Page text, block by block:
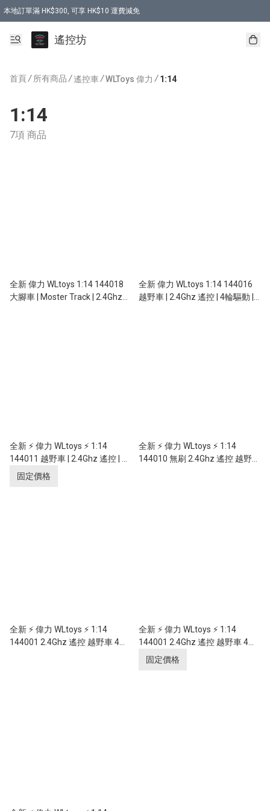
本地訂單滿 HK$300, 可享 HK$10 運費減免
購買 7.6V 6500mah 70C 電池 送 7.6V USB充電器
遙控坊
首頁/ 所有商品 /遙控車/WLToys 偉力 / 1:14
1:14
7項 商品
全新 偉力 WLtoys 1:14 144018
大腳車 | Moster Track | 2.4Ghz
全新 偉力 WLtoys 1:14 144016
越野車 | 2.4Ghz 遙控 | 4輪驅動 |
全新 ⚡ 偉力 WLtoys ⚡ 1:14
144011 越野車 | 2.4Ghz 遙控 | 4
輪驅動 | 無段變速 | 金屬底盤及金
固定價格
全新 ⚡ 偉力 WLtoys ⚡ 1:14
144010 無刷 2.4Ghz 遙控 越野車
全新 ⚡ 偉力 WLtoys ⚡ 1:14
144001 2.4Ghz 遙控 越野車 4輪
全新 ⚡ 偉力 WLtoys ⚡ 1:14
144001 2.4Ghz 遙控 越野車 4輪
驅動 無段變速 60KM/H 金屬底盤
固定價格